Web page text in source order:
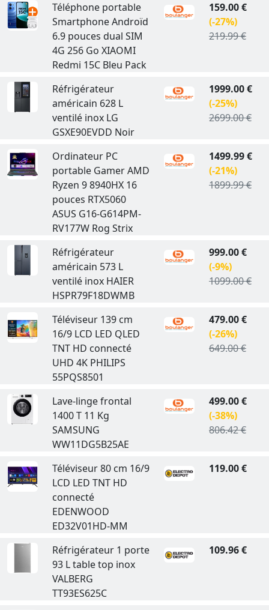
Téléphone portable
Smartphone Androïd
6.9 pouces dual SIM
4G 256 Go XIAOMI
Redmi 15C Bleu Pack
159.00 €
(-27%)
219.99 €
Réfrigérateur
américain 628 L
ventilé inox LG
GSXE90EVDD Noir
1999.00 €
(-25%)
2699.00 €
Ordinateur PC
portable Gamer AMD
Ryzen 9 8940HX 16
pouces RTX5060
ASUS G16-G614PM-
RV177W Rog Strix
1499.99 €
(-21%)
1899.99 €
Réfrigérateur
américain 573 L
ventilé inox HAIER
HSPR79F18DWMB
999.00 €
(-9%)
1099.00 €
Téléviseur 139 cm
16/9 LCD LED QLED
TNT HD connecté
UHD 4K PHILIPS
55PQS8501
479.00 €
(-26%)
649.00 €
Lave-linge frontal
1400 T 11 Kg
SAMSUNG
WW11DG5B25AE
499.00 €
(-38%)
806.42 €
Téléviseur 80 cm 16/9
LCD LED TNT HD
connecté
EDENWOOD
ED32V01HD-MM
119.00 €
Réfrigérateur 1 porte
93 L table top inox
VALBERG
TT93ES625C
109.96 €